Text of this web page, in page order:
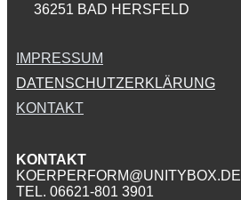
36251 BAD HERSFELD
IMPRESSUM
DATENSCHUTZERKLÄRUNG
KONTAKT
KONTAKT
KOERPERFORM@UNITYBOX.DE
TEL. 06621-801 3901